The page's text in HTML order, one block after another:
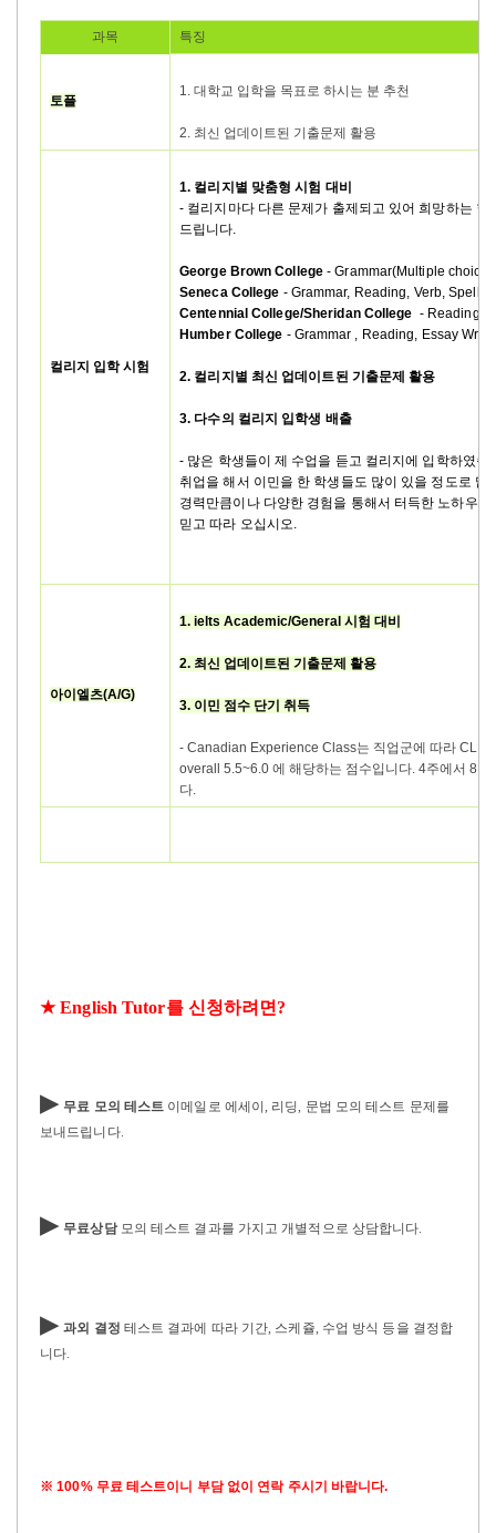
과목 특징
토플
1. 대학교 입학을 목표로 하시는 분 추천
2. 최신 업데이트된 기출문제 활용
컬리지 입학 시험
1. 컬리지별 맞춤형 시험 대비
- 컬리지마다 다른 문제가 출제되고 있어 희망하는
드립니다.
George Brown College - Grammar(Multiple
Seneca College - Grammar, Reading, Verb,
Centennial College/Sheridan College - Reading,
Humber College - Grammar , Reading, Essay
2. 컬리지별 최신 업데이트된 기출문제 활용
3. 다수의 컬리지 입학생 배출
- 많은 학생들이 제 수업을 듣고 컬리지에 입학하였습
취업을 해서 이민을 한 학생들도 많이 있을 정도로 많
경력만큼이나 다양한 경험을 통해서 터득한 노하우
믿고 따라 오십시오.
아이엘츠(A/G)
1. ielts Academic/General 시험 대비
2. 최신 업데이트된 기출문제 활용
3. 이민 점수 단기 취득
- Canadian Experience Class는 직업군에 따라 CLB
overall 5.5~6.0 에 해당하는 점수입니다. 4주에서 8주
다.
★English Tutor를신청하려면 ?
▶ 무료 모의 테스트 이메일로 에세이 리딩
문법 모의 테스트 문제를
보내드립니다.
▶ 무료상담 모의 테스트 결과를 가지고 개별적으로 상담합니다
▶과외 결정 테스트 결과에 따라 기간 스케쥴 수업 방식 등을 결정합
니다
※ 100% 무료 테스트이니 부담 없이 연락 주시기 바랍니다.